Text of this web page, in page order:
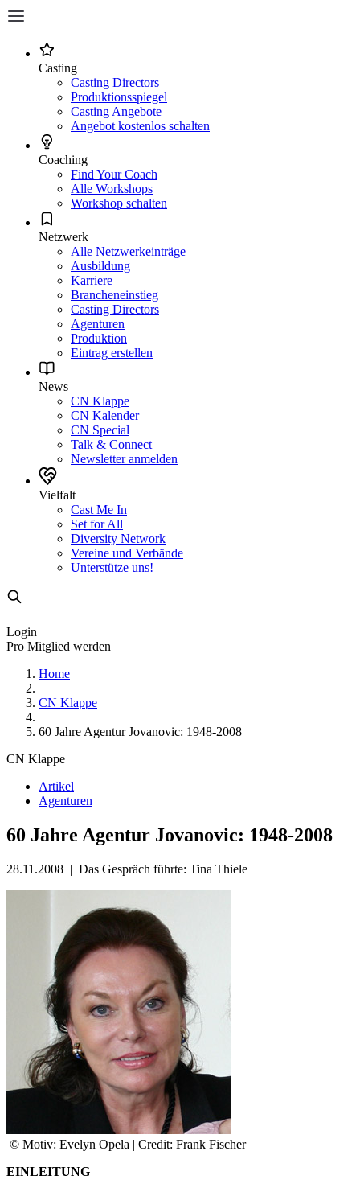
Casting
Casting Directors
Produktionsspiegel
Casting Angebote
Angebot kostenlos schalten
Coaching
Find Your Coach
Alle Workshops
Workshop schalten
Netzwerk
Alle Netzwerkeinträge
Ausbildung
Karriere
Brancheneinstieg
Casting Directors
Agenturen
Produktion
Eintrag erstellen
News
CN Klappe
CN Kalender
CN Special
Talk & Connect
Newsletter anmelden
Vielfalt
Cast Me In
Set for All
Diversity Network
Vereine und Verbände
Unterstütze uns!
Login
Pro Mitglied werden
Home
CN Klappe
60 Jahre Agentur Jovanovic: 1948-2008
CN Klappe
Artikel
Agenturen
60 Jahre Agentur Jovanovic: 1948-2008
28.11.2008 | Das Gespräch führte: Tina Thiele
© Motiv: Evelyn Opela | Credit: Frank Fischer
EINLEITUNG